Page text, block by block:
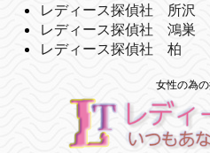
レディース探偵社 所沢
レディース探偵社 鴻巣
レディース探偵社 柏
女性の為